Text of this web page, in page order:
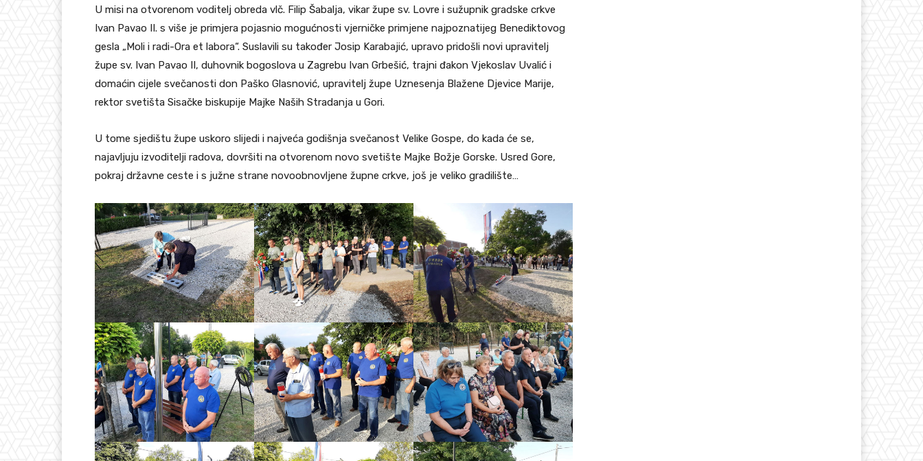
U misi na otvorenom voditelj obreda vlč. Filip Šabalja, vikar župe sv. Lovre i sužupnik gradske crkve
Ivan Pavao II. s više je primjera pojasnio mogućnosti vjerničke primjene najpoznatijeg Benediktovog
gesla „Moli i radi-Ora et labora“. Suslavili su također Josip Karabajić, upravo pridošli novi upravitelj
župe sv. Ivan Pavao II, duhovnik bogoslova u Zagrebu Ivan Grbešić, trajni đakon Vjekoslav Uvalić i
domaćin cijele svečanosti don Paško Glasnović, upravitelj župe Uznesenja Blažene Djevice Marije,
rektor svetišta Sisačke biskupije Majke Naših Stradanja u Gori.
U tome sjedištu župe uskoro slijedi i najveća godišnja svečanost Velike Gospe, do kada će se,
najavljuju izvoditelji radova, dovršiti na otvorenom novo svetište Majke Božje Gorske. Usred Gore,
pokraj državne ceste i s južne strane novoobnovljene župne crkve, još je veliko gradilište…